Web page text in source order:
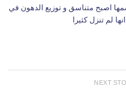
اصبح متناسق و توزيع الدهون في
لم تنزل كثيرا
NEXT